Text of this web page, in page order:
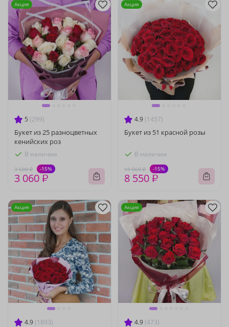
5 (299)
Букет из 25 разноцветных
кенийских роз
В наличии
3 600 ₽ -15%
3 060 ₽
Акция
4.9 (1457)
Букет из 51 красной розы
В наличии
10 060 ₽ -15%
8 550 ₽
Акция
4.9 (1893)
Акция
4.9 (473)
Акция